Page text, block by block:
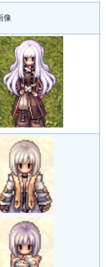
像